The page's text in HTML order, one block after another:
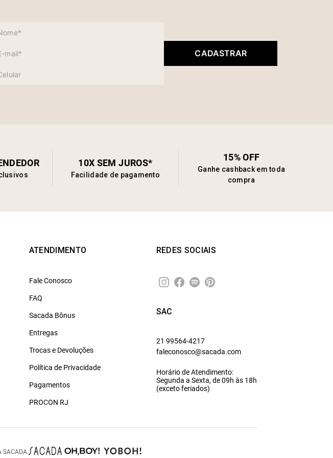
CADASTRAR
10X SEM JUROS*
Facilidade de pagamento
15% OFF
Ganhe cashback em toda
compra
ATENDIMENTO
Fale Conosco
FAQ
Sacada Bônus
Entregas
Trocas e Devoluções
Política de Privacidade
Pagamentos
PROCON RJ
REDES SOCIAIS
SAC
21 99564-4217
faleconosco@sacada.com
Horário de Atendimento:
Segunda a Sexta, de 09h às 18h
(exceto feriados)